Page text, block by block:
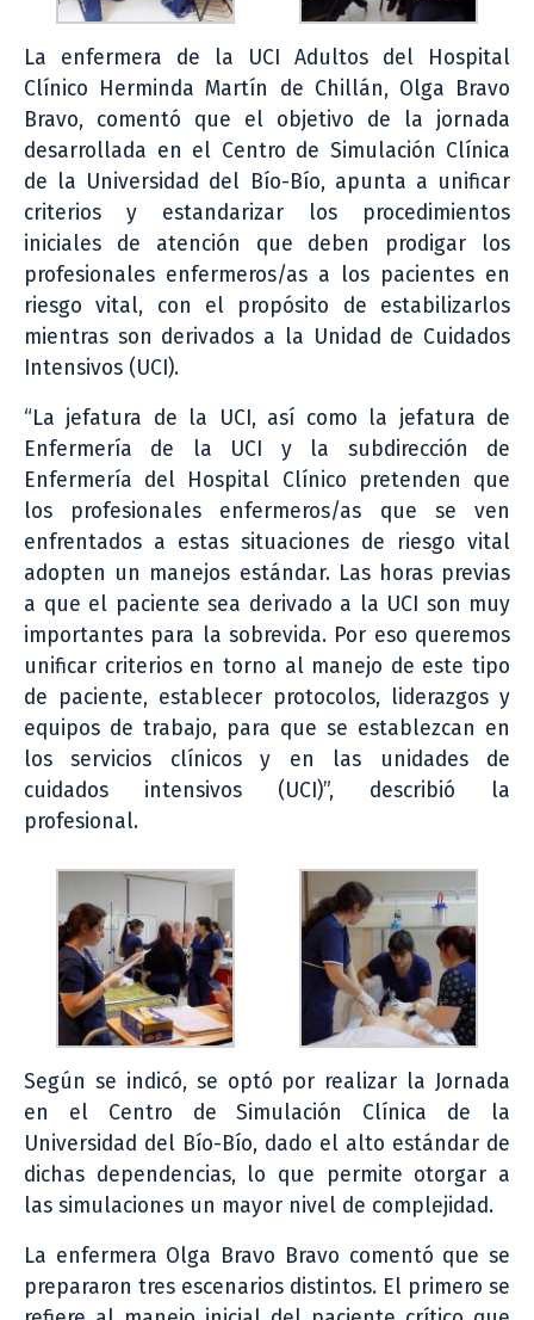
La enfermera de la UCI Adultos del Hospital
Clínico Herminda Martín de Chillán, Olga Bravo
Bravo, comentó que el objetivo de la jornada
desarrollada en el Centro de Simulación Clínica
de la Universidad del Bío-Bío, apunta a unificar
criterios y estandarizar los procedimientos
iniciales de atención que deben prodigar los
profesionales enfermeros/as a los pacientes en
riesgo vital, con el propósito de estabilizarlos
mientras son derivados a la Unidad de Cuidados
Intensivos (UCI).
“La jefatura de la UCI, así como la jefatura de
Enfermería de la UCI y la subdirección de
Enfermería del Hospital Clínico pretenden que
los profesionales enfermeros/as que se ven
enfrentados a estas situaciones de riesgo vital
adopten un manejos estándar. Las horas previas
a que el paciente sea derivado a la UCI son muy
importantes para la sobrevida. Por eso queremos
unificar criterios en torno al manejo de este tipo
de paciente, establecer protocolos, liderazgos y
equipos de trabajo, para que se establezcan en
los servicios clínicos y en las unidades de
cuidados intensivos (UCI)”, describió la
profesional.
Según se indicó, se optó por realizar la Jornada
en el Centro de Simulación Clínica de la
Universidad del Bío-Bío, dado el alto estándar de
dichas dependencias, lo que permite otorgar a
las simulaciones un mayor nivel de complejidad.
La enfermera Olga Bravo Bravo comentó que se
prepararon tres escenarios distintos. El primero se